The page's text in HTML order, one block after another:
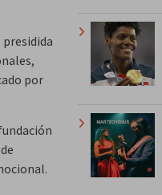
presidida
por